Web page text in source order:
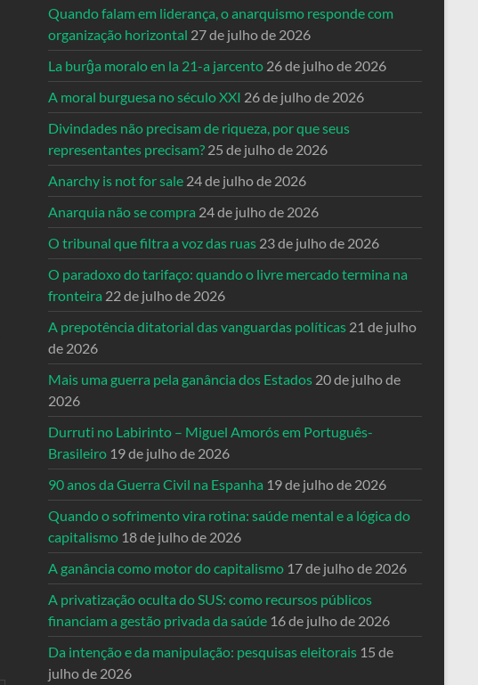
Quando falam em liderança, o anarquismo responde com
organização horizontal 27 de julho de 2026
La burĝa moralo en la 21-a jarcento 26 de julho de 2026
A moral burguesa no século XXI 26 de julho de 2026
Divindades não precisam de riqueza, por que seus
representantes precisam? 25 de julho de 2026
Anarchy is not for sale 24 de julho de 2026
Anarquia não se compra 24 de julho de 2026
O tribunal que filtra a voz das ruas 23 de julho de 2026
O paradoxo do tarifaço: quando o livre mercado termina na
fronteira 22 de julho de 2026
A prepotência ditatorial das vanguardas políticas 21 de julho
de 2026
Mais uma guerra pela ganância dos Estados 20 de julho de
2026
Durruti no Labirinto – Miguel Amorós em Português-
Brasileiro 19 de julho de 2026
90 anos da Guerra Civil na Espanha 19 de julho de 2026
Quando o sofrimento vira rotina: saúde mental e a lógica do
capitalismo 18 de julho de 2026
A ganância como motor do capitalismo 17 de julho de 2026
A privatização oculta do SUS: como recursos públicos
financiam a gestão privada da saúde 16 de julho de 2026
Da intenção e da manipulação: pesquisas eleitorais 15 de
julho de 2026